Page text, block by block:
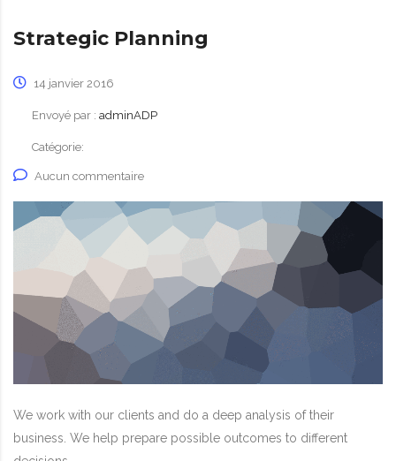
Strategic Planning
14 janvier 2016
Envoyé par : adminADP
Catégorie:
Aucun commentaire
We work with our clients and do a deep analysis of their
business. We help prepare possible outcomes to different